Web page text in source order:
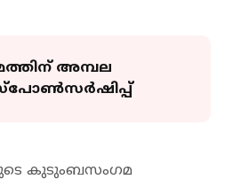
അമ്പല
കുടുംബസംഗമ